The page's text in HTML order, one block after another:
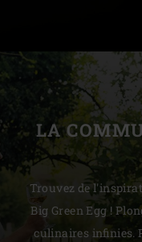
LA
Trouvez de
Big Green Egg !
culinaires infinies.